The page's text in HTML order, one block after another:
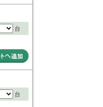
台
台